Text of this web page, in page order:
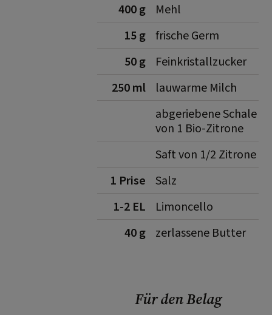
400 g
Mehl
15 g frische Germ
50 g
Feinkristallzucker
250 ml
lauwarme Milch
abgeriebene Schale
von 1 Bio-Zitrone
Saft von 1/2 Zitrone
1 Prise
Salz
1-2 EL
Limoncello
40 g
zerlassene Butter
Für den Belag